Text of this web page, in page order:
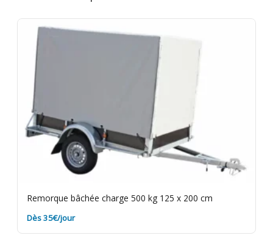
du matériel en bon état. Vérifiez l'éclairage de la
remorque avant de partir. Rendez-la propre et dans
les délais. Assurance bris de machine en option.
Remorque bâchée charge 500 kg 125 x 200 cm
Dès 35€/jour